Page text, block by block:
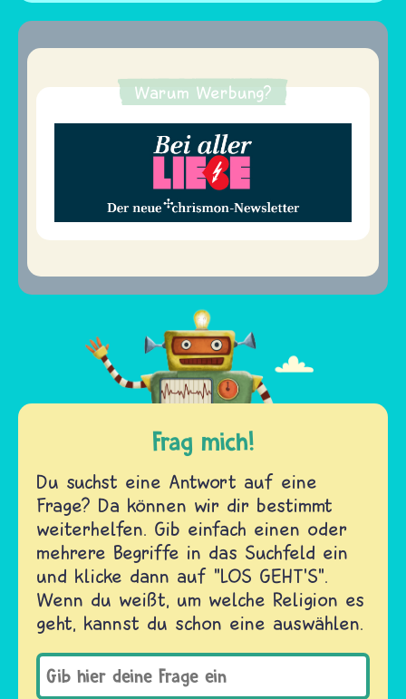
Warum Werbung?
Frag mich!
Du suchst eine Antwort auf eine
Frage? Da können wir dir bestimmt
weiterhelfen. Gib einfach einen oder
mehrere Begriffe in das Suchfeld ein
und klicke dann auf "LOS GEHT'S".
Wenn du weißt, um welche Religion es
geht, kannst du schon eine auswählen.